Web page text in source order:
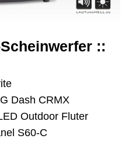
::
Dash CRMX
Outdoor Fluter
S60-C